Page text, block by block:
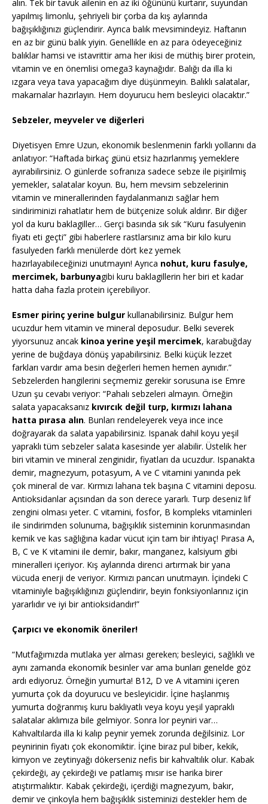
alın. Tek bir tavuk ailenin en az iki öğününü kurtarır, suyundan
yapılmış limonlu, şehriyeli bir çorba da kış aylarında
bağışıklığınızı güçlendirir. Ayrıca balık mevsimindeyiz. Haftanın
en az bir günü balık yiyin. Genellikle en az para ödeyeceğiniz
balıklar hamsi ve istavrittir ama her ikisi de müthiş birer protein,
vitamin ve en önemlisi omega3 kaynağıdır. Balığı da illa ki
ızgara veya tava yapacağım diye düşünmeyin. Balıklı salatalar,
makarnalar hazırlayın. Hem doyurucu hem besleyici olacaktır.”
Sebzeler, meyveler ve diğerleri
Diyetisyen Emre Uzun, ekonomik beslenmenin farklı yollarını da
anlatıyor: “Haftada birkaç günü etsiz hazırlanmış yemeklere
ayırabilirsiniz. O günlerde sofranıza sadece sebze ile pişirilmiş
yemekler, salatalar koyun. Bu, hem mevsim sebzelerinin
vitamin ve minerallerinden faydalanmanızı sağlar hem
sindiriminizi rahatlatır hem de bütçenize soluk aldırır. Bir diğer
yol da kuru baklagiller… Gerçi basında sık sık “Kuru fasulyenin
fiyatı eti geçti” gibi haberlere rastlarsınız ama bir kilo kuru
fasulyeden farklı menülerde dört kez yemek
hazırlayabileceğinizi unutmayın! Ayrıca nohut, kuru fasulye,
mercimek, barbunyagibi kuru baklagillerin her biri et kadar
hatta daha fazla protein içerebiliyor.
Esmer pirinç yerine bulgur kullanabilirsiniz. Bulgur hem
ucuzdur hem vitamin ve mineral deposudur. Belki severek
yiyorsunuz ancak kinoa yerine yeşil mercimek, karabuğday
yerine de buğdaya dönüş yapabilirsiniz. Belki küçük lezzet
farkları vardır ama besin değerleri hemen hemen aynıdır.”
Sebzelerden hangilerini seçmemiz gerekir sorusuna ise Emre
Uzun şu cevabı veriyor: “Pahalı sebzeleri almayın. Örneğin
salata yapacaksanız kıvırcık değil turp, kırmızı lahana
hatta pırasa alın. Bunları rendeleyerek veya ince ince
doğrayarak da salata yapabilirsiniz. Ispanak dahil koyu yeşil
yapraklı tüm sebzeler salata kasesinde yer alabilir. Üstelik her
biri vitamin ve mineral zenginidir, fiyatları da ucuzdur. Ispanakta
demir, magnezyum, potasyum, A ve C vitamini yanında pek
çok mineral de var. Kırmızı lahana tek başına C vitamini deposu.
Antioksidanlar açısından da son derece yararlı. Turp deseniz lif
zengini olması yeter. C vitamini, fosfor, B kompleks vitaminleri
ile sindirimden solunuma, bağışıklık sisteminin korunmasından
kemik ve kas sağlığına kadar vücut için tam bir ihtiyaç! Pırasa A,
B, C ve K vitamini ile demir, bakır, manganez, kalsiyum gibi
mineralleri içeriyor. Kış aylarında direnci artırmak bir yana
vücuda enerji de veriyor. Kırmızı pancarı unutmayın. İçindeki C
vitaminiyle bağışıklığınızı güçlendirir, beyin fonksiyonlarınız için
yararlıdır ve iyi bir antioksidandır!”
Çarpıcı ve ekonomik öneriler!
“Mutfağımızda mutlaka yer alması gereken; besleyici, sağlıklı ve
aynı zamanda ekonomik besinler var ama bunları genelde göz
ardı ediyoruz. Örneğin yumurta! B12, D ve A vitamini içeren
yumurta çok da doyurucu ve besleyicidir. İçine haşlanmış
yumurta doğranmış kuru bakliyatlı veya koyu yeşil yapraklı
salatalar aklımıza bile gelmiyor. Sonra lor peyniri var…
Kahvaltılarda illa ki kalıp peynir yemek zorunda değilsiniz. Lor
peynirinin fiyatı çok ekonomiktir. İçine biraz pul biber, kekik,
kimyon ve zeytinyağı dökerseniz nefis bir kahvaltılık olur. Kabak
çekirdeği, ay çekirdeği ve patlamış mısır ise harika birer
atıştırmalıktır. Kabak çekirdeği, içerdiği magnezyum, bakır,
demir ve çinkoyla hem bağışıklık sisteminizi destekler hem de